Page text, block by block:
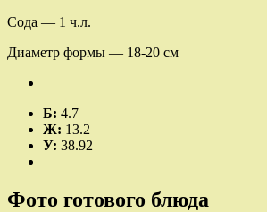
Сода — 1 ч.л.
Диаметр формы — 18-20 см
Б: 4.7
Ж: 13.2
У: 38.92
Фото готового блюда